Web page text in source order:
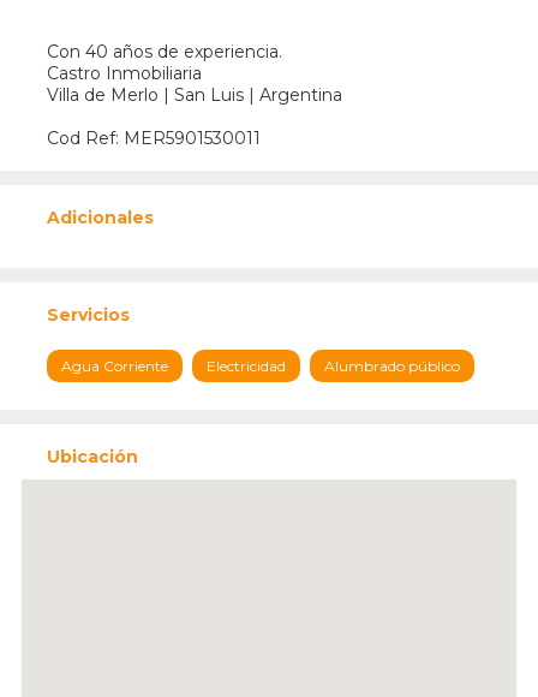
Con 40 años de experiencia.
Castro Inmobiliaria
Villa de Merlo | San Luis | Argentina
Cod Ref: MER5901530011
Adicionales
Servicios
Agua Corriente Electricidad Alumbrado público
Ubicación